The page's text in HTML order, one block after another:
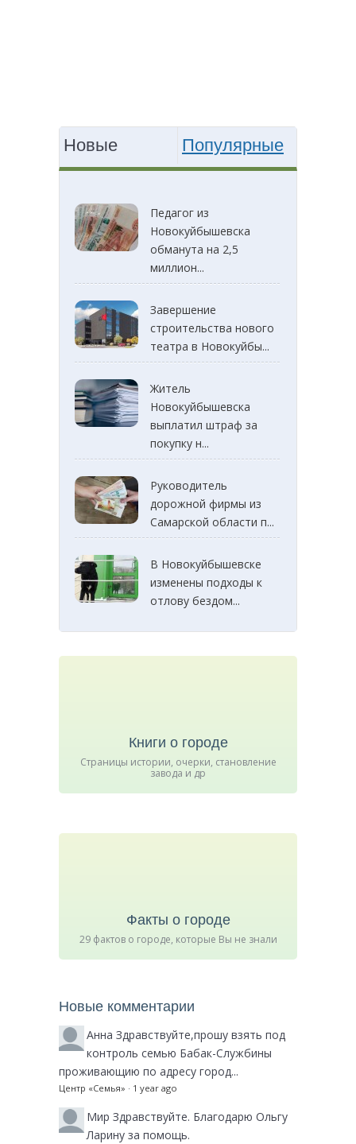
Новые Популярные
Педагог из
Новокуйбышевска
обманута на 2,5
миллион...
Завершение
строительства нового
театра в Новокуйбы...
Житель
Новокуйбышевска
выплатил штраф за
покупку н...
Руководитель
дорожной фирмы из
Самарской области п...
В Новокуйбышевске
изменены подходы к
отлову бездом...
Книги о городе
Страницы истории, очерки, становление
завода и др
Факты о городе
29 фактов о городе, которые Вы не знали
Новые комментарии
Анна Здравствуйте,прошу взять под
контроль семью Бабак-Службины
проживающию по адресу город...
Центр «Семья» · 1 year ago
Мир Здравствуйте. Благодарю Ольгу
Ларину за помощь.